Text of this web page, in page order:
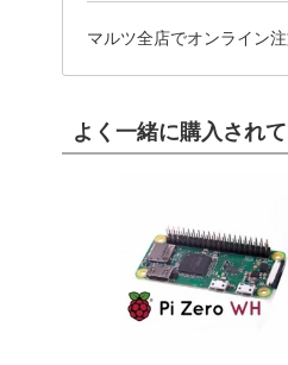
マルツ全店でオンライン
よく一緒に購入され